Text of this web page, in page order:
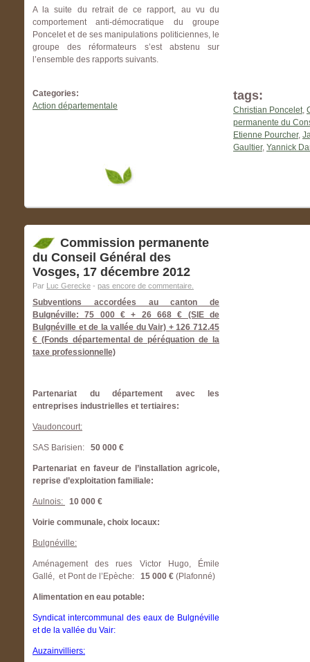
A la suite du retrait de ce rapport, au vu du
comportement anti-démocratique du groupe
Poncelet et de ses manipulations politiciennes, le
groupe des réformateurs s’est abstenu sur
l’ensemble des rapports suivants.
Categories:
Action départementale
tags:
Christian Poncelet,
permanente du
Etienne Pourcher,
Gaultier, Yannick
Commission permanente
du Conseil Général des
Vosges, 17 décembre 2012
Par Luc Gerecke - pas encore de commentaire.
Subventions accordées au canton de
Bulgnéville: 75 000 € + 26 668 € (SIE de
Bulgnéville et de la vallée du Vair) + 126 712.45
€ (Fonds départemental de péréquation de la
taxe professionnelle)
Partenariat du département avec les
entreprises industrielles et tertiaires:
Vaudoncourt:
SAS Barisien: 50 000 €
Partenariat en faveur de l’installation agricole,
reprise d’exploitation familiale:
Aulnois: 10 000 €
Voirie communale, choix locaux:
Bulgnéville:
Aménagement des rues Victor Hugo, Émile
Gallé, et Pont de l’Epèche: 15 000 € (Plafonné)
Alimentation en eau potable:
Syndicat intercommunal des eaux de Bulgnéville
et de la vallée du Vair:
Auzainvilliers: